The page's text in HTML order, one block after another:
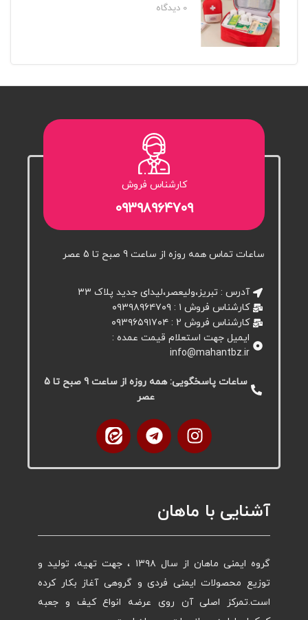
0دیدگاه‌
کارشناس فروش
۰۹۳۹۸۹۶۴۷۰۹
ساعات تماس همه روزه از ساعت 9 صبح تا 5 عصر
آدرس : تبریز،ولیعصر،لیدای جدید پلاک ۳۳
کارشناس فروش ۱ : ۰۹۳۹۸۹۶۴۷۰۹
کارشناس فروش 2 : ۰۹۳۹۶۵۹۱۷۰۴
ایمیل جهت استعلام قیمت عمده :
info@mahantbz.ir
ساعات پاسخگویی: همه روزه از ساعت 9 صبح تا 5
عصر
آشنایی با ماهان
گروه ایمنی ماهان از سال ۱۳۹۸ ، جهت تهیه، تولید و
توزیع محصولات ایمنی فردی و گروهی آغاز بکار کرده
است.تمرکز اصلی آن روی عرضه انواع کیف و جعبه